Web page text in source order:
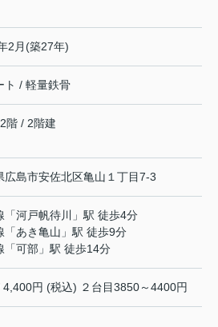
2月(築27年)
ト / 軽量鉄骨
階 / 2階建
広島市安佐北区亀山 １丁目7-3
「河戸帆待川
」駅 徒歩4分
「あき亀山 」駅 徒歩9分
「可部 」駅 徒歩14分
4,400円 (税込) ２台目3850～4400円